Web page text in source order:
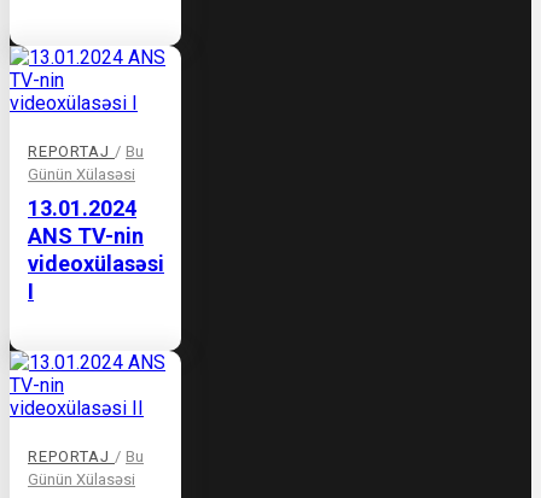
REPORTAJ / Bu
Günün Xülasəsi
13.01.2024
ANS TV-nin
videoxülasəsi
I
REPORTAJ / Bu
Günün Xülasəsi